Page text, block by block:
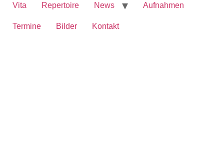
Vita Repertoire News Aufnahmen
Termine Bilder Kontakt